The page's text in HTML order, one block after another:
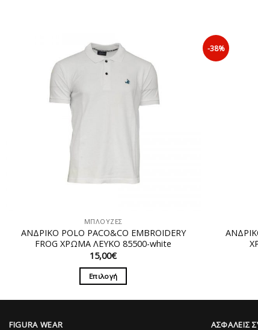
ΜΠΛΟΥΖΕΣ
ΑΝΔΡΙΚΟ POLO PACO&CO EMBROIDERY
FROG ΧΡΩΜΑ ΛΕΥΚΟ 85500-white
15,00€
Επιλογή
-38%
FIGURA WEAR ΑΣΦΑΛΕΙΣ